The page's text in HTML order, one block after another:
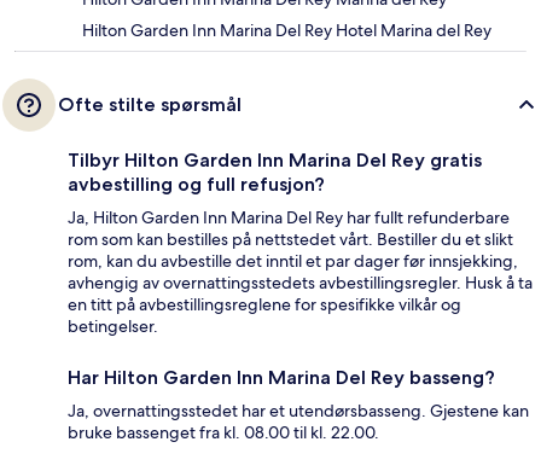
Hilton Garden Inn Marina Del Rey Hotel Marina del Rey
Ofte stilte spørsmål
Tilbyr Hilton Garden Inn Marina Del Rey gratis
avbestilling og full refusjon?
Ja, Hilton Garden Inn Marina Del Rey har fullt refunderbare
rom som kan bestilles på nettstedet vårt. Bestiller du et slikt
rom, kan du avbestille det inntil et par dager før innsjekking,
avhengig av overnattingsstedets avbestillingsregler. Husk å ta
en titt på avbestillingsreglene for spesifikke vilkår og
betingelser.
Har Hilton Garden Inn Marina Del Rey basseng?
Ja, overnattingsstedet har et utendørsbasseng. Gjestene kan
bruke bassenget fra kl. 08.00 til kl. 22.00.